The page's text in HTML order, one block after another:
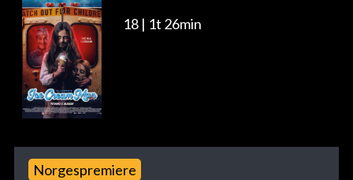
18 | 1t 26min
Norgespremiere